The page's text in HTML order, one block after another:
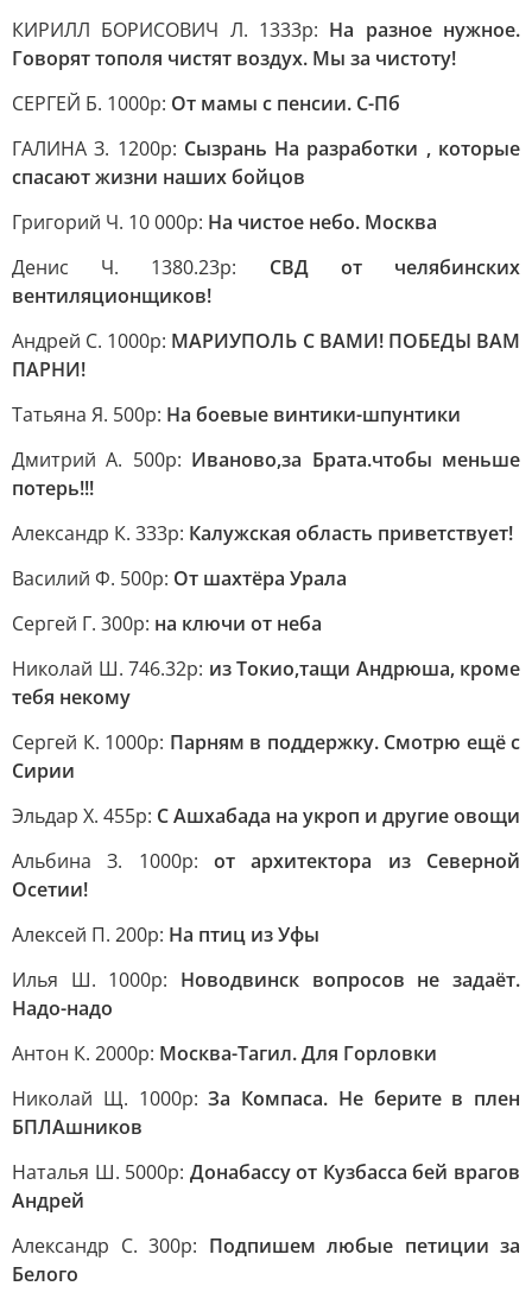
КИРИЛЛ БОРИСОВИЧ Л. 1333р: На разное нужное.
Говорят тополя чистят воздух. Мы за чистоту!
СЕРГЕЙ Б. 1000р: От мамы с пенсии. С-Пб
ГАЛИНА З. 1200р: Сызрань На разработки , которые
спасают жизни наших бойцов
Григорий Ч. 10 000р: На чистое небо. Москва
Денис Ч. 1380.23р: СВД от челябинских
вентиляционщиков!
Андрей С. 1000р: МАРИУПОЛЬ С ВАМИ! ПОБЕДЫ ВАМ
ПАРНИ!
Татьяна Я. 500р: На боевые винтики-шпунтики
Дмитрий А. 500р: Иваново,за Брата.чтобы меньше
потерь!!!
Александр К. 333р: Калужская область приветствует!
Василий Ф. 500р: От шахтёра Урала
Сергей Г. 300р: на ключи от неба
Николай Ш. 746.32р: из Токио,тащи Андрюша, кроме
тебя некому
Сергей К. 1000р: Парням в поддержку. Смотрю ещё с
Сирии
Эльдар Х. 455р: С Ашхабада на укроп и другие овощи
Альбина З. 1000р: от архитектора из Северной
Осетии!
Алексей П. 200р: На птиц из Уфы
Илья Ш. 1000р: Новодвинск вопросов не задаёт.
Надо-надо
Антон К. 2000р: Москва-Тагил. Для Горловки
Николай Щ. 1000р: За Компаса. Не берите в плен
БПЛАшников
Наталья Ш. 5000р: Донабассу от Кузбасса бей врагов
Андрей
Александр С. 300р: Подпишем любые петиции за
Белого